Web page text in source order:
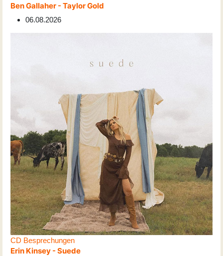
Ben Gallaher - Taylor Gold
06.08.2026
CD Besprechungen
Erin Kinsey - Suede